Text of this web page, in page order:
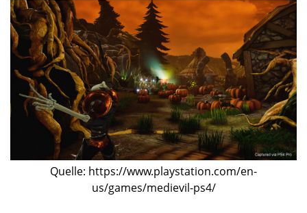
Quelle: https://www.playstation.com/en-
us/games/medievil-ps4/